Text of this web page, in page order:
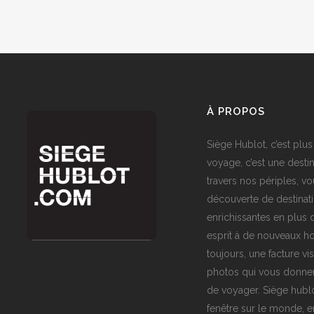
À PROPOS
Siège Hublot, c’est
voyage, c’est une
travers nos périples,
découverte de
enrichissantes en plus
esprit à de nouveaux
toujours, une facture
photos qui vous
de voyager. Siège
fenêtre sur le monde,